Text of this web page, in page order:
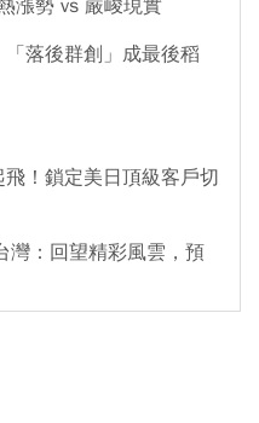
漲勢 vs 嚴峻現實
落後群創」成最後稻
！鎖定美日頂級客戶切
灣：回望精彩風雲，預